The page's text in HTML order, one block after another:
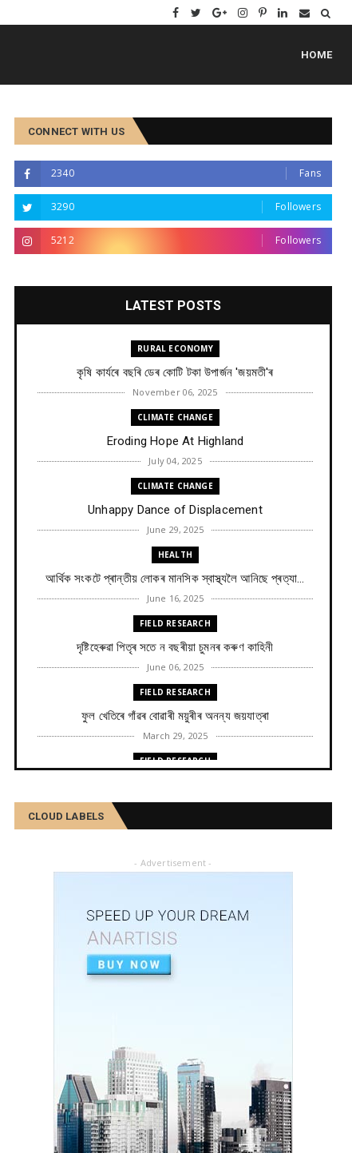
HOME
CONNECT WITH US
2340 Fans
3290 Followers
5212 Followers
LATEST POSTS
RURAL ECONOMY
কৃষি কাৰ্যৰে বছৰি ডেৰ কোটি টকা উপার্জন 'জয়মতী'ৰ
November 06, 2025
CLIMATE CHANGE
Eroding Hope At Highland
July 04, 2025
CLIMATE CHANGE
Unhappy Dance of Displacement
June 29, 2025
HEALTH
আৰ্থিক সংকটে প্ৰান্তীয় লোকৰ মানসিক স্বাস্থ্যলৈ আনিছে প্ৰত্যা...
June 16, 2025
FIELD RESEARCH
দৃষ্টিহেৰুৱা পিতৃৰ সতে ন বছৰীয়া চুমনৰ কৰুণ কাহিনী
June 06, 2025
FIELD RESEARCH
ফুল খেতিৰে গাঁৱৰ বোৱাৰী ময়ুৰীৰ অনন্য জয়যাত্ৰা
March 29, 2025
FIELD RESEARCH
February 27, 2025
FIELD RESEARCH
February 04, 2025
একালৰ উগ্ৰপন্থী কবলিত দূৰ্গম গাঁৱৰ পৰা ৰাষ্ট্ৰীয় পৰ্যায়লৈ ময়...
December 26, 2024
SOCIAL
CLOUD LABELS
- Advertisement -